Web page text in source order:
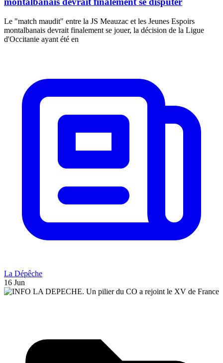
Le "match maudit" entre la JS Meauzac et les Jeunes Espoirs
montalbanais devrait finalement se jouer, la décision de la Ligue
d'Occitanie ayant été en
La Dépêche
16 Jun